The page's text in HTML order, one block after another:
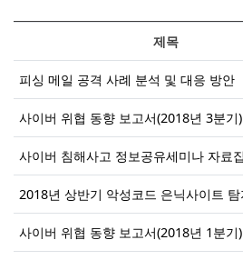
제목
피싱 메일 공격 사례 분석 및 대응 방안
사이버 위협 동향 보고서(2018년 3분기)
사이버 위협 동향 보고서(2018년 1분기)